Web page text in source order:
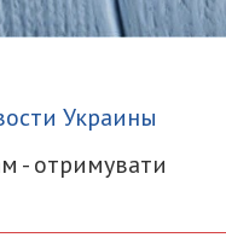
Украины
- отримувати